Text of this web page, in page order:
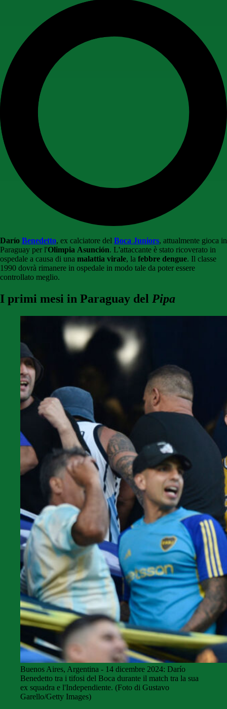
Darío Benedetto, ex calciatore del Boca Juniors, attualmente gioca in
Paraguay per l'Olimpia Asunción. L'attaccante è stato ricoverato in
ospedale a causa di una malattia virale, la febbre dengue. Il classe
1990 dovrà rimanere in ospedale in modo tale da poter essere
controllato meglio.
I primi mesi in Paraguay del Pipa
Buenos Aires, Argentina - 14 dicembre 2024: Darío
Benedetto tra i tifosi del Boca durante il match tra la sua
ex squadra e l'Independiente. (Foto di Gustavo
Garello/Getty Images)